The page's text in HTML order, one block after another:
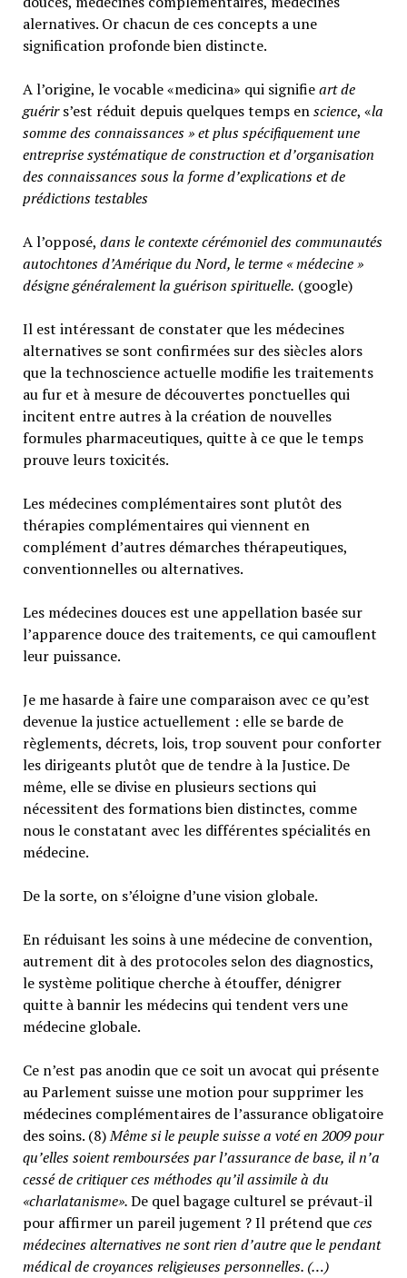
alernatives. Or chacun de ces concepts a une
signification profonde bien distincte.
A l’origine, le vocable «medicina» qui signifieart de
guérirs’est réduit depuis quelques temps enscience, «la
somme des connaissances » et plus spécifiquement une
entreprise systématique de construction et d’organisation
des connaissances sous la forme d’explications et de
prédictions testables
A l’opposé, dans le contexte cérémoniel des communautés
autochtones d’Amérique du Nord, le terme « médecine »
désigne généralementla guérison spirituelle. (google)
Il est intéressant de constater que les médecines
alternatives se sont confirmées sur des siècles alors
que la technoscience actuelle modifie les traitements
au fur et à mesure de découvertes ponctuelles qui
incitent entre autres à la création de nouvelles
formules pharmaceutiques, quitte à ce que le temps
prouve leurs toxicités.
Les médecines complémentaires sont plutôt des
thérapies complémentaires qui viennent en
complément d’autres démarches thérapeutiques,
conventionnelles ou alternatives.
Les médecines douces est une appellation basée sur
l’apparence douce des traitements, ce qui camouflent
leur puissance.
Je me hasarde à faire une comparaison avec ce qu’est
devenue la justice actuellement : elle se barde de
règlements, décrets, lois, trop souvent pour conforter
les dirigeants plutôt que de tendre à la Justice. De
même, elle se divise en plusieurs sections qui
nécessitent des formations bien distinctes, comme
nous le constatant avec les différentes spécialités en
médecine.
De la sorte, on s’éloigne d’une vision globale.
En réduisant les soins à une médecine de convention,
autrement dit à des protocoles selon des diagnostics,
le système politique cherche à étouffer, dénigrer
quitte à bannir les médecins qui tendent vers une
médecine globale.
Ce n’est pas anodin que ce soit un avocat qui présente
au Parlement suisse une motion pour supprimer les
médecines complémentaires de l’assurance obligatoire
des soins. (8)Même si le peuple suisse a voté en 2009 pour
qu’elles soient remboursées par l’assurance de base, il n’a
cessé de critiquer ces méthodes qu’il assimile à du
«charlatanisme».De quel bagage culturel se prévaut-il
pour affirmer un pareil jugement ? Il prétend queces
médecines alternatives ne sont rien d’autre que le pendant
médical de croyances religieuses personnelles. (…)